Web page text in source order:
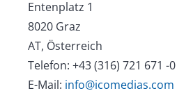
Entenplatz 1
8020 Graz
AT, Österreich
Telefon: +43 (316) 721 671 -0
E-Mail: info@icomedias.com